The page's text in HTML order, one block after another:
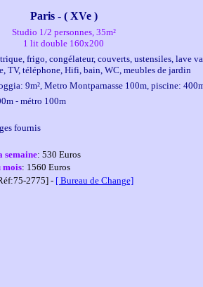
Paris - ( XVe )
Studio 1/2 personnes, 35m²
1 lit double 160x200
frigo, congélateur, couverts, ustensiles, lave
TV, téléphone, Hifi, bain, WC, meubles de jardin
9m², Metro Montparnasse 100m, piscine:
- métro 100m
fournis
semaine: 530 Euros
mois: 1560 Euros
2775] - [ Bureau de Change]